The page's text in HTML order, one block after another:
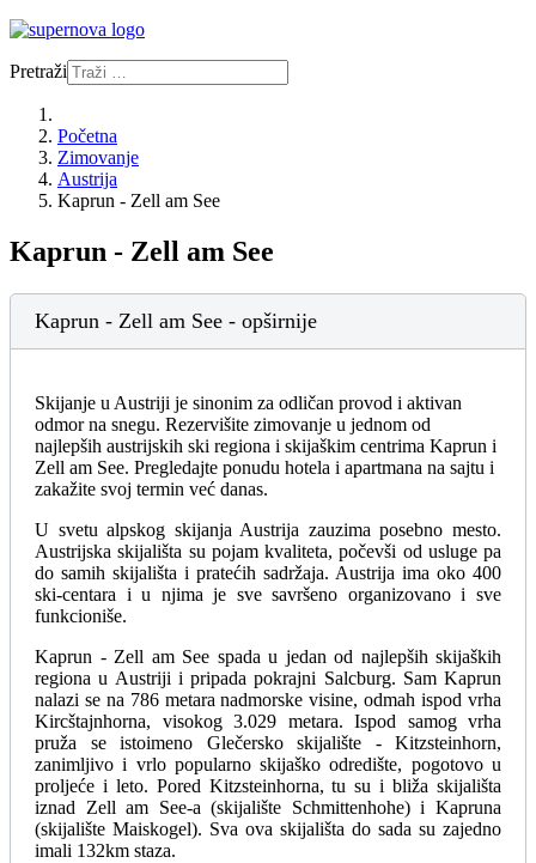
Pretraži
Početna
Zimovanje
Austrija
Kaprun - Zell am See
Kaprun - Zell am See
Kaprun - Zell am See - opširnije
Skijanje u Austriji je sinonim za odličan provod i aktivan
odmor na snegu. Rezervišite zimovanje u jednom od
najlepših austrijskih ski regiona i skijaškim centrima Kaprun i
Zell am See. Pregledajte ponudu hotela i apartmana na sajtu i
zakažite svoj termin već danas.
U svetu alpskog skijanja Austrija zauzima posebno mesto.
Austrijska skijališta su pojam kvaliteta, počevši od usluge pa
do samih skijališta i pratećih sadržaja. Austrija ima oko 400
ski-centara i u njima je sve savršeno organizovano i sve
funkcioniše.
Kaprun - Zell am See spada u jedan od najlepših skijaških
regiona u Austriji i pripada pokrajni Salcburg. Sam Kaprun
nalazi se na 786 metara nadmorske visine, odmah ispod vrha
Kircštajnhorna, visokog 3.029 metara. Ispod samog vrha
pruža se istoimeno Glečersko skijalište - Kitzsteinhorn,
zanimljivo i vrlo popularno skijaško odredište, pogotovo u
proljeće i leto. Pored Kitzsteinhorna, tu su i bliža skijališta
iznad Zell am See‑a (skijalište Schmittenhohe) i Kapruna
(skijalište Maiskogel). Sva ova skijališta do sada su zajedno
imali 132km staza.